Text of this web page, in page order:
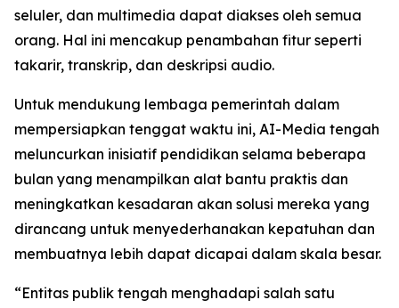
seluler, dan multimedia dapat diakses oleh semua
orang. Hal ini mencakup penambahan fitur seperti
takarir, transkrip, dan deskripsi audio.
Untuk mendukung lembaga pemerintah dalam
mempersiapkan tenggat waktu ini, AI-Media tengah
meluncurkan inisiatif pendidikan selama beberapa
bulan yang menampilkan alat bantu praktis dan
meningkatkan kesadaran akan solusi mereka yang
dirancang untuk menyederhanakan kepatuhan dan
membuatnya lebih dapat dicapai dalam skala besar.
“Entitas publik tengah menghadapi salah satu